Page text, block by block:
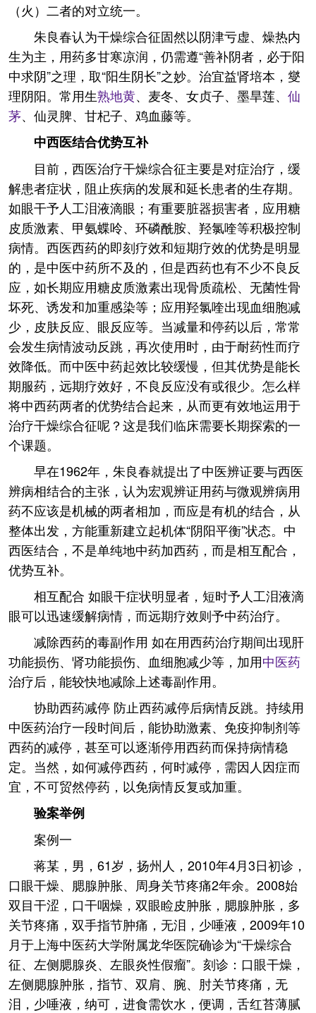
（火）二者的对立统一。
朱良春认为干燥综合征固然以阴津亏虚、燥热内
生为主，用药多甘寒凉润，仍需遵“善补阴者，必于阳
中求阴”之理，取“阳生阴长”之妙。治宜益肾培本，燮
理阴阳。常用生熟地黄、麦冬、女贞子、墨旱莲、 仙
茅、仙灵脾、甘杞子、鸡血藤等。
中西医结合优势互补
目前，西医治疗干燥综合征主要是对症治疗，缓
解患者症状，阻止疾病的发展和延长患者的生存期。
如眼干予人工泪液滴眼；有重要脏器损害者，应用糖
皮质激素、甲氨蝶呤、环磷酰胺、羟氯喹等积极控制
病情。西医西药的即刻疗效和短期疗效的优势是明显
的，是中医中药所不及的，但是西药也有不少不良反
应，如长期应用糖皮质激素出现骨质疏松、无菌性骨
坏死、诱发和加重感染等；应用羟氯喹出现血细胞减
少，皮肤反应、眼反应等。当减量和停药以后，常常
会发生病情波动反跳，再次使用时，由于耐药性而疗
效降低。而中医中药起效比较缓慢，但其优势是能长
期服药，远期疗效好，不良反应没有或很少。怎么样
将中西药两者的优势结合起来，从而更有效地运用于
治疗干燥综合征呢？这是我们临床需要长期探索的一
个课题。
早在1962年，朱良春就提出了中医辨证要与西医
辨病相结合的主张，认为宏观辨证用药与微观辨病用
药不应该是机械的两者相加，而应是有机的结合，从
整体出发，方能重新建立起机体“阴阳平衡”状态。中
西医结合，不是单纯地中药加西药，而是相互配合，
优势互补。
相互配合 如眼干症状明显者，短时予人工泪液滴
眼可以迅速缓解病情，而远期疗效则予中药治疗。
减除西药的毒副作用 如在用西药治疗期间出现肝
功能损伤、肾功能损伤、血细胞减少等，加用中医药
治疗后，能较快地减除上述毒副作用。
协助西药减停 防止西药减停后病情反跳。持续用
中医药治疗一段时间后，能协助激素、免疫抑制剂等
西药的减停，甚至可以逐渐停用西药而保持病情稳
定。当然，如何减停西药，何时减停，需因人因症而
宜，不可贸然停药，以免病情反复或加重。
验案举例
案例一
蒋某，男，61岁，扬州人，2010年4月3日初诊，
口眼干燥、腮腺肿胀、周身关节疼痛2年余。2008始
双目干涩，口干咽燥，双眼睑皮肿胀，腮腺肿胀，多
关节疼痛，双手指节肿痛，无泪，少唾液，2009年10
月于上海中医药大学附属龙华医院确诊为“干燥综合
征、左侧腮腺炎、左眼炎性假瘤”。刻诊：口眼干燥，
左侧腮腺肿胀，指节、双肩、腕、肘关节疼痛，无
泪，少唾液，纳可，进食需饮水，便调，舌红苔薄腻